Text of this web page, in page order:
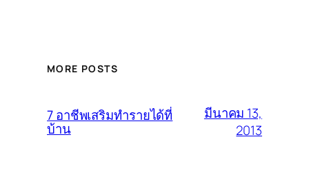
MORE POSTS
7 อาชีพเสริมทำรายได้ที่
บ้าน
มีนาคม 13,
2013